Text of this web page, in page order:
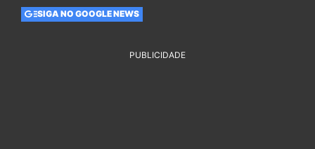
SIGA NO GOOGLE NEWS
PUBLICIDADE